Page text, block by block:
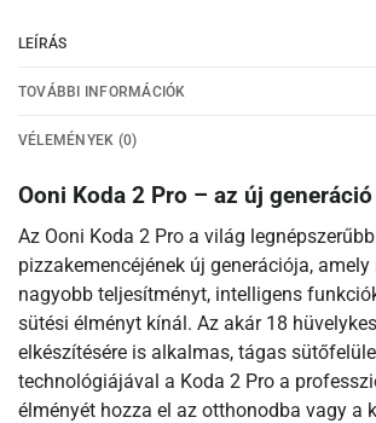
LEÍRÁS
TOVÁBBI INFORMÁCIÓK
VÉLEMÉNYEK (0)
Ooni Koda 2 Pro – az új generáció
Az Ooni Koda 2 Pro a világ legnépszerűbb
pizzakemencéjének új generációja, amely
nagyobb teljesítményt, intelligens
sütési élményt kínál. Az akár 18
elkészítésére is alkalmas, tágas
technológiájával a Koda 2 Pro a
élményét hozza el az otthonodba vagy a